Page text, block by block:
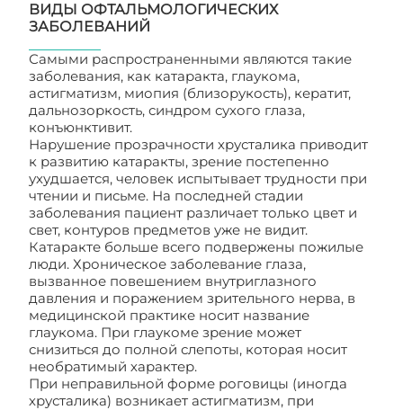
ВИДЫ ОФТАЛЬМОЛОГИЧЕСКИХ
ЗАБОЛЕВАНИЙ
Самыми распространенными являются такие
заболевания, как катаракта, глаукома,
астигматизм, миопия (близорукость), кератит,
дальнозоркость, синдром сухого глаза,
конъюнктивит.
Нарушение прозрачности хрусталика приводит
к развитию катаракты, зрение постепенно
ухудшается, человек испытывает трудности при
чтении и письме. На последней стадии
заболевания пациент различает только цвет и
свет, контуров предметов уже не видит.
Катаракте больше всего подвержены пожилые
люди. Хроническое заболевание глаза,
вызванное повешением внутриглазного
давления и поражением зрительного нерва, в
медицинской практике носит название
глаукома. При глаукоме зрение может
снизиться до полной слепоты, которая носит
необратимый характер.
При неправильной форме роговицы (иногда
хрусталика) возникает астигматизм, при